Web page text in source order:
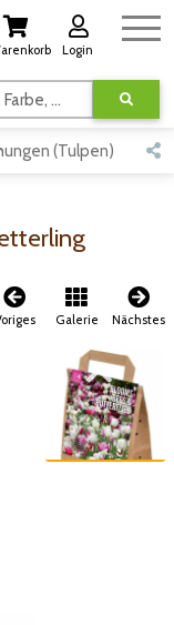
Login
Suchen nach Kategorie, Name, Stichwort, Farbe, usw.
(Tulpen)
Galerie Nächstes
Zum vorigen Bild